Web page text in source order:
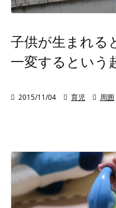
子供が生まれる
一変するという
 2015/11/04  育児  周囲